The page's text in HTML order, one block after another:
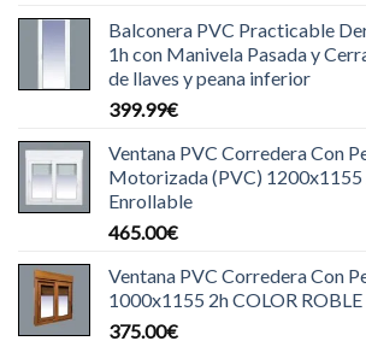
Balconera PVC Practicable
1h con Manivela Pasada y
de llaves y peana inferior
399.99€
Ventana PVC Corredera Con
Motorizada (PVC)
Enrollable
465.00€
Ventana PVC Corredera Con
1000x1155 2h COLOR ROBLE
375.00€